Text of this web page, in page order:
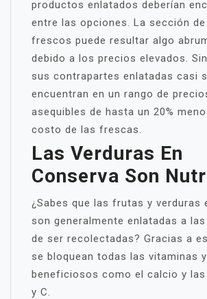
productos enlatados deberían
entre las opciones. La sección
frescos puede resultar algo
debido a los precios elevados.
sus contrapartes enlatadas casi
encuentran en un rango de
asequibles de hasta un 20%
costo de las frescas.
Las Verduras En
Conserva Son
¿Sabes que las frutas y verduras
son generalmente enlatadas a
de ser recolectadas? Gracias a
se bloquean todas las vitaminas
beneficiosos como el calcio y las
y C.